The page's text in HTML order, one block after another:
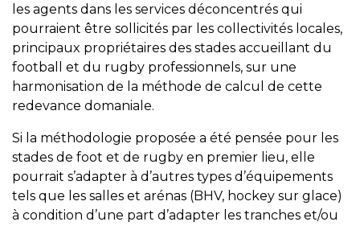
les agents dans les services déconcentrés qui
pourraient être sollicités par les collectivités locales,
principaux propriétaires des stades accueillant du
football et du rugby professionnels, sur une
harmonisation de la méthode de calcul de cette
redevance domaniale.
Si la méthodologie proposée a été pensée pour les
stades de foot et de rugby en premier lieu, elle
pourrait s’adapter à d’autres types d’équipements
tels que les salles et arénas (BHV, hockey sur glace)
à condition d’une part d’adapter les tranches et/ou